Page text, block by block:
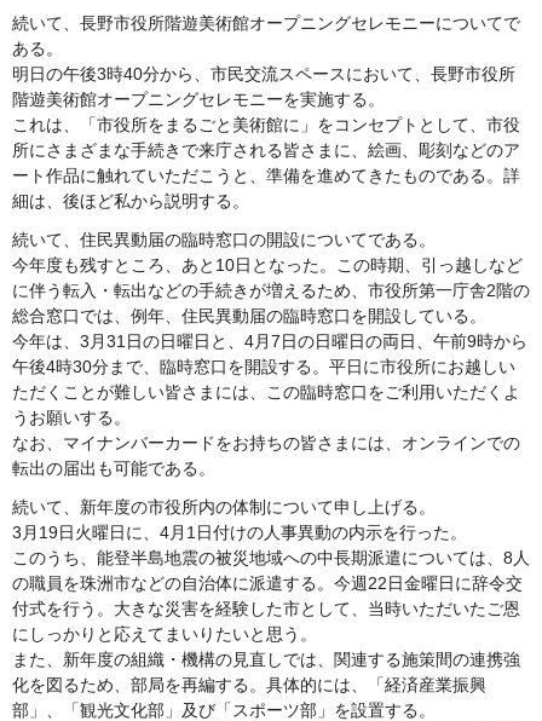
続いて、長野市役所階遊美術館オープニングセレモニーについてで
ある。
明日の午後3時40分から、市民交流スペースにおいて、長野市役所
階遊美術館オープニングセレモニーを実施する。
これは、「市役所をまるごと美術館に」をコンセプトとして、市役
所にさまざまな手続きで来庁される皆さまに、絵画、彫刻などのア
ート作品に触れていただこうと、準備を進めてきたものである。詳
細は、後ほど私から説明する。
続いて、住民異動届の臨時窓口の開設についてである。
今年度も残すところ、あと10日となった。この時期、引っ越しなど
に伴う転入・転出などの手続きが増えるため、市役所第一庁舎2階の
総合窓口では、例年、住民異動届の臨時窓口を開設している。
今年は、3月31日の日曜日と、4月7日の日曜日の両日、午前9時から
午後4時30分まで、臨時窓口を開設する。平日に市役所にお越しい
ただくことが難しい皆さまには、この臨時窓口をご利用いただくよ
うお願いする。
なお、マイナンバーカードをお持ちの皆さまには、オンラインでの
転出の届出も可能である。
続いて、新年度の市役所内の体制について申し上げる。
3月19日火曜日に、4月1日付けの人事異動の内示を行った。
このうち、能登半島地震の被災地域への中長期派遣については、8人
の職員を珠洲市などの自治体に派遣する。今週22日金曜日に辞令交
付式を行う。大きな災害を経験した市として、当時いただいたご恩
にしっかりと応えてまいりたいと思う。
また、新年度の組織・機構の見直しでは、関連する施策間の連携強
化を図るため、部局を再編する。具体的には、「経済産業振興
部」、「観光文化部」及び「スポーツ部」を設置する。